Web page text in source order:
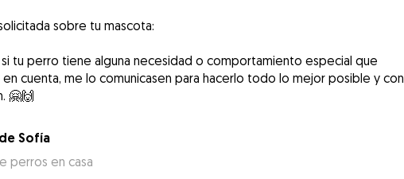
sobre tu mascota:
tu perro tiene alguna necesidad o comportamiento especial que
cuenta, me lo comunicasen para hacerlo todo lo mejor posible y con
Sofía
perros en casa